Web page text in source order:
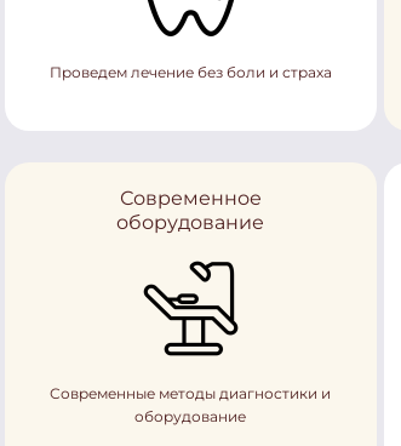
Проведем лечение без боли и страха
Современное
оборудование
Современные методы диагностики и
оборудование